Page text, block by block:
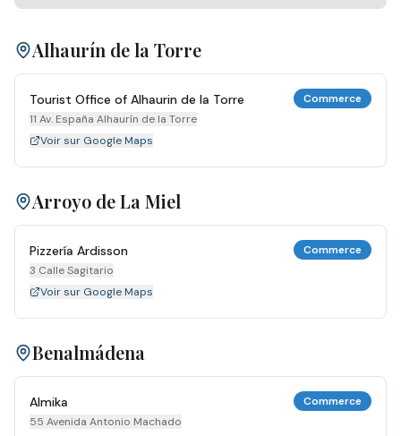
Alhaurín de la Torre
Tourist Office of Alhaurin de la Torre
11 Av. España Alhaurín de la Torre
Commerce
Voir sur Google Maps
Arroyo de La Miel
Pizzería Ardisson
3 Calle Sagitario
Commerce
Voir sur Google Maps
Benalmádena
Almika
55 Avenida Antonio Machado
Commerce